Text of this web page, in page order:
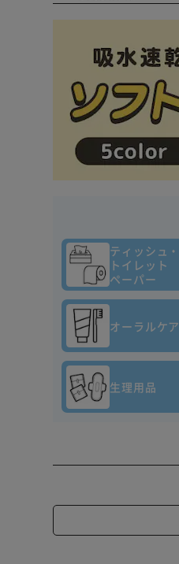
ティッシュ・
トイレット
ペーパー
オーラルケア
生理用品